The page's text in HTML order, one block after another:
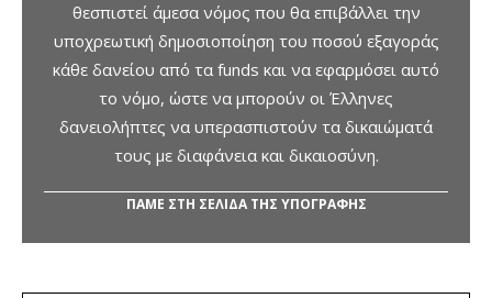
θεσπιστεί άμεσα νόμος που θα επιβάλλει την
υποχρεωτική δημοσιοποίηση του ποσού εξαγοράς
κάθε δανείου από τα funds και να εφαρμόσει αυτό
το νόμο, ώστε να μπορούν οι Έλληνες
δανειολήπτες να υπερασπιστούν τα δικαιώματά
τους με διαφάνεια και δικαιοσύνη.
ΠΑΜΕ ΣΤΗ ΣΕΛΙΔΑ ΤΗΣ ΥΠΟΓΡΑΦΗΣ